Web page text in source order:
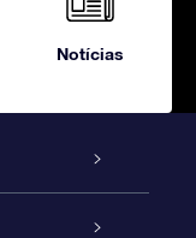
Notícias